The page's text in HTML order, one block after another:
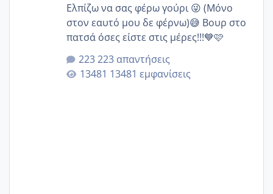
Ελπίζω να σας φέρω γούρι 😜 (Μόνο
στον εαυτό μου δε φέρνω)😅 Βουρ στο
πατσά όσες είστε στις μέρες!!!💙🩷
223 απαντήσεις
13481 εμφανίσεις